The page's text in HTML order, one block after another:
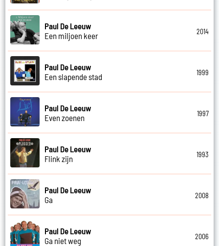
Paul De Leeuw
Een miljoen keer
2014
Paul De Leeuw
Een slapende stad
1999
Paul De Leeuw
Even zoenen
1997
Paul De Leeuw
Flink zijn
1993
Paul De Leeuw
Ga
2008
Paul De Leeuw
Ga niet weg
2006